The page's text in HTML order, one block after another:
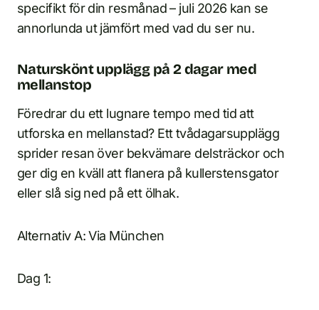
specifikt för din resmånad – juli 2026 kan se
annorlunda ut jämfört med vad du ser nu.
Naturskönt upplägg på 2 dagar med
mellanstop
Föredrar du ett lugnare tempo med tid att
utforska en mellanstad? Ett tvådagarsupplägg
sprider resan över bekvämare delsträckor och
ger dig en kväll att flanera på kullerstensgator
eller slå sig ned på ett ölhak.
Alternativ A: Via München
Dag 1: